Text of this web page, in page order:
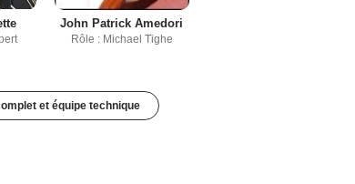
John Patrick Amedori
Rôle : Michael Tighe
et équipe technique